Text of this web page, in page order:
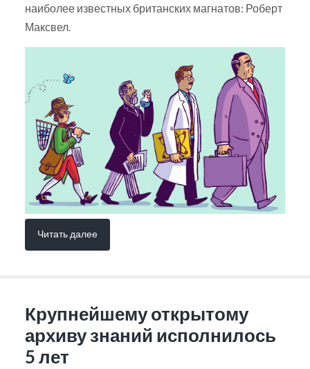
наиболее известных британских магнатов: Роберт
Максвел.
Читать далее
Крупнейшему открытому
архиву знаний исполнилось
5 лет